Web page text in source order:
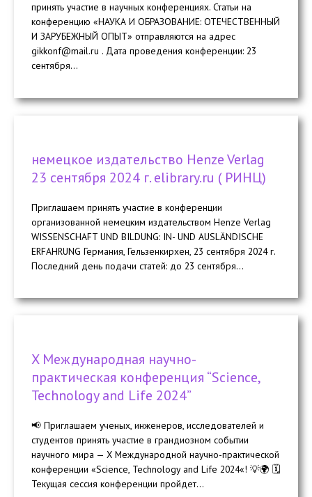
принять участие в научных конференциях. Статьи на
конференцию «НАУКА И ОБРАЗОВАНИЕ: ОТЕЧЕСТВЕННЫЙ
И ЗАРУБЕЖНЫЙ ОПЫТ» отправляются на адрес
gikkonf@mail.ru . Дата проведения конференции: 23
cентября...
немецкое издательство Henze Verlag
23 сентября 2024 г. elibrary.ru ( РИНЦ)
Приглашаем принять участие в конференции
организованной немецким издательством Henze Verlag
WISSENSCHAFT UND BILDUNG: IN- UND AUSLÄNDISCHE
ERFAHRUNG Германия, Гельзенкирхен, 23 сентября 2024 г.
Последний день подачи статей: до 23 сентября...
X Международная научно-
практическая конференция “Science,
Technology and Life 2024”
📢 Приглашаем ученых, инженеров, исследователей и
студентов принять участие в грандиозном событии
научного мира — X Международной научно-практической
конференции «Science, Technology and Life 2024«! 💡🌍 🗓️
Текущая сессия конференции пройдет...